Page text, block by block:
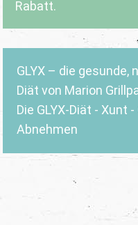
Rabatt.
GLYX – die
Diät von Marion
Die GLYX-Diät - Xunt
Abnehmen